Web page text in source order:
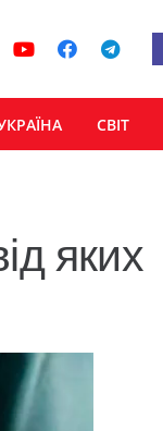
СВІТ
яких